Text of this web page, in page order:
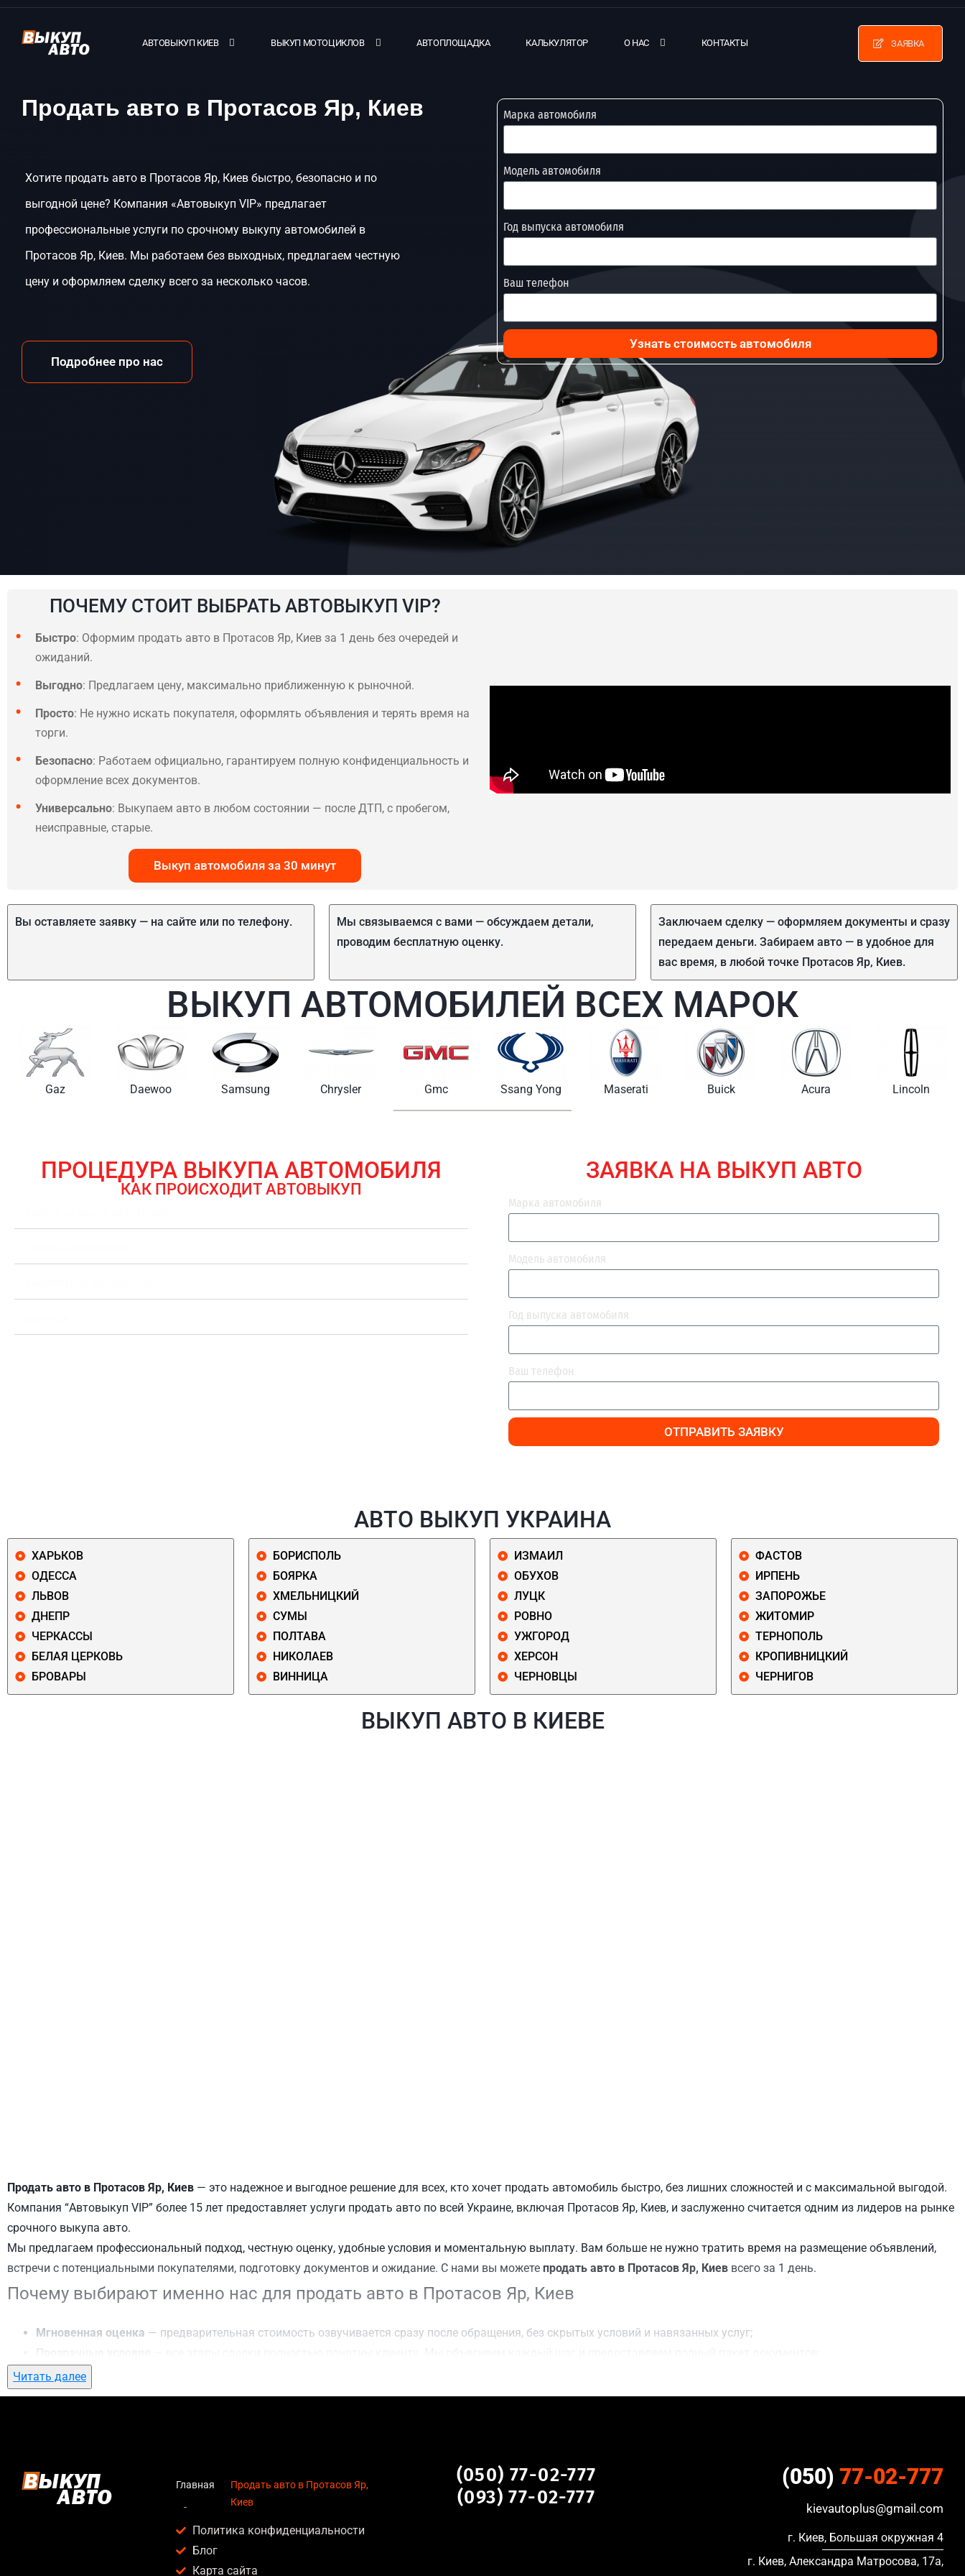
АВТОВЫКУП КИЕВ ВЫКУП МОТОЦИКЛОВ АВТОПЛОЩАДКА КАЛЬКУЛЯТОР О НАС КОНТАКТЫ ЗАЯВКА
Продать авто в Протасов Яр, Киев
Хотите продать авто в Протасов Яр, Киев быстро, безопасно и по
выгодной цене? Компания «Автовыкуп VIP» предлагает
профессиональные услуги по срочному выкупу автомобилей в
Протасов Яр, Киев. Мы работаем без выходных, предлагаем честную
цену и оформляем сделку всего за несколько часов.
Подробнее про нас
Марка автомобиля
Модель автомобиля
Год выпуска автомобиля
Ваш телефон
Узнать стоимость автомобиля
ПОЧЕМУ СТОИТ ВЫБРАТЬ АВТОВЫКУП VIP?
Быстро: Оформим продать авто в Протасов Яр, Киев за 1 день без очередей и
ожиданий.
Выгодно: Предлагаем цену, максимально приближенную к рыночной.
Просто: Не нужно искать покупателя, оформлять объявления и терять время на
торги.
Безопасно: Работаем официально, гарантируем полную конфиденциальность и
оформление всех документов.
Универсально: Выкупаем авто в любом состоянии — после ДТП, с пробегом,
неисправные, старые.
Выкуп автомобиля за 30 минут
Вы оставляете заявку — на сайте или по телефону.
Мы связываемся с вами — обсуждаем детали,
проводим бесплатную оценку.
Заключаем сделку — оформляем документы и сразу
передаем деньги. Забираем авто — в удобное для
вас время, в любой точке Протасов Яр, Киев.
ВЫКУП АВТОМОБИЛЕЙ ВСЕХ МАРОК
Gaz Daewoo Samsung Chrysler Gmc Ssang Yong Maserati Buick Acura Lincoln
ПРОЦЕДУРА ВЫКУПА АВТОМОБИЛЯ
КАК ПРОИСХОДИТ АВТОВЫКУП
ЗАЯВКА НА ВЫКУП АВТО
Марка автомобиля
Модель автомобиля
Год выпуска автомобиля
Ваш телефон
ОТПРАВИТЬ ЗАЯВКУ
АВТО ВЫКУП УКРАИНА
ХАРЬКОВ
ОДЕССА
ЛЬВОВ
ДНЕПР
ЧЕРКАССЫ
БЕЛАЯ ЦЕРКОВЬ
БРОВАРЫ
БОРИСПОЛЬ
БОЯРКА
ХМЕЛЬНИЦКИЙ
СУМЫ
ПОЛТАВА
НИКОЛАЕВ
ВИННИЦА
ИЗМАИЛ
ОБУХОВ
ЛУЦК
РОВНО
УЖГОРОД
ХЕРСОН
ЧЕРНОВЦЫ
ФАСТОВ
ИРПЕНЬ
ЗАПОРОЖЬЕ
ЖИТОМИР
ТЕРНОПОЛЬ
КРОПИВНИЦКИЙ
ЧЕРНИГОВ
ВЫКУП АВТО В КИЕВЕ
Продать авто в Протасов Яр, Киев — это надежное и выгодное решение для всех, кто хочет продать автомобиль быстро, без лишних сложностей и с максимальной выгодой.
Компания “Автовыкуп VIP” более 15 лет предоставляет услуги продать авто по всей Украине, включая Протасов Яр, Киев, и заслуженно считается одним из лидеров на рынке
срочного выкупа авто.
Мы предлагаем профессиональный подход, честную оценку, удобные условия и моментальную выплату. Вам больше не нужно тратить время на размещение объявлений,
встречи с потенциальными покупателями, подготовку документов и ожидание. С нами вы можете продать авто в Протасов Яр, Киев всего за 1 день.
Почему выбирают именно нас для продать авто в Протасов Яр, Киев
Мгновенная оценка — предварительная стоимость озвучивается сразу после обращения, без скрытых условий и навязанных услуг;
Гибкий подход
Честные цены— предлагаем до 95% от рыночной стоимости даже за авто после аварии или с пробегом;
Кому подойдет продать авто в Протасов Яр, Киев
Услуга продать авто в Протасов Яр, Киев актуальна для:
Владельцев автомобилей после аварии, когда восстановление экономически нецелесообразно;
Читать далее
Главная
Продать авто в Протасов Яр,
Киев
Политика конфиденциальности
Блог
Карта сайта
(050) 77-02-777
(093) 77-02-777
(050) 77-02-777
kievautoplus@gmail.com
г. Киев, Большая окружная 4
г. Киев, Александра Матросова, 17а,